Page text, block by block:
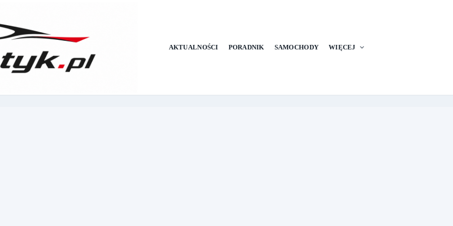
AKTUALNOŚCI PORADNIK SAMOCHODY WIĘCEJ